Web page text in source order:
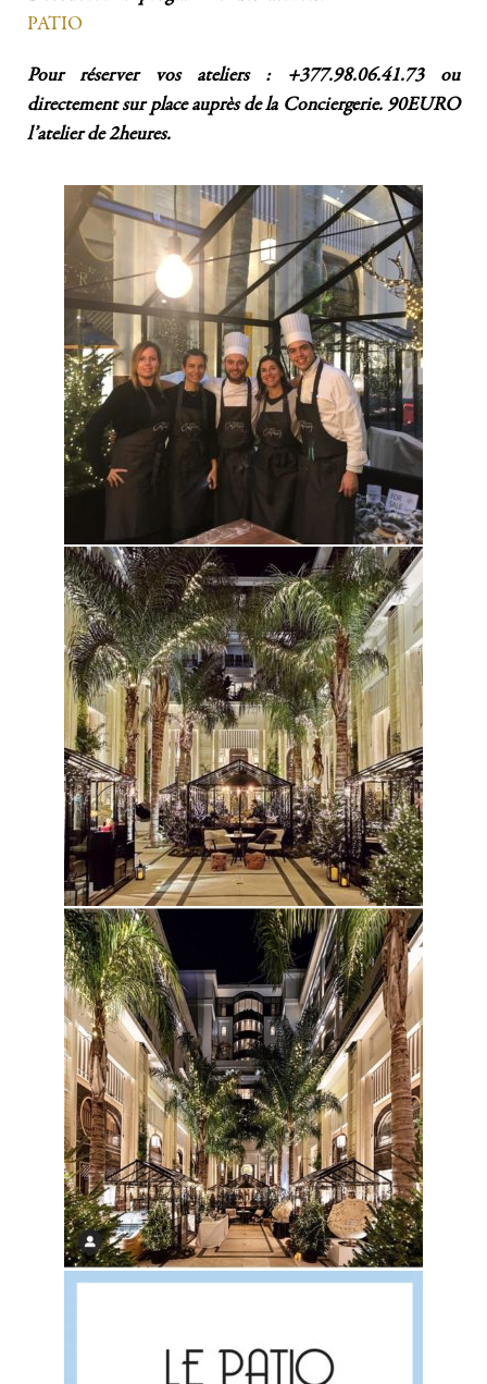
PATIO
Pour réserver vos ateliers : +377.98.06.41.73 ou
directement sur place auprès de la Conciergerie. 90EURO
l’atelier de 2heures.